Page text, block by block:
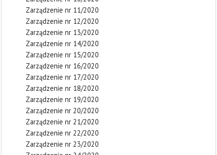
Zarządzenie nr 11/2020
Zarządzenie nr 12/2020
Zarządzenie nr 13/2020
Zarządzenie nr 14/2020
Zarządzenie nr 15/2020
Zarządzenie nr 16/2020
Zarządzenie nr 17/2020
Zarządzenie nr 18/2020
Zarządzenie nr 19/2020
Zarządzenie nr 20/2020
Zarządzenie nr 21/2020
Zarządzenie nr 22/2020
Zarządzenie nr 23/2020